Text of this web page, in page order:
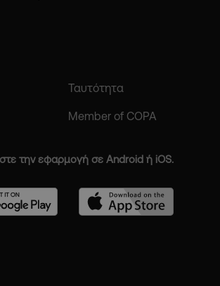
Ταυτότητα
Member of COPA
την εφαρμογή σε Android ή iOS.